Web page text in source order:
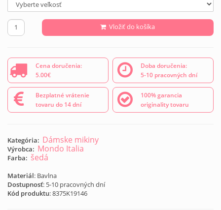
Vložiť do košíka
Cena doručenia:
5.00€
Doba doručenia:
5-10 pracovných dní
Bezplatné vrátenie
tovaru do 14 dní
100% garancia
originality tovaru
Kategória: Dámske mikiny
Výrobca: Mondo Italia
Farba: šedá
Materiál: Bavlna
Dostupnosť: 5-10 pracovných dní
Kód produktu:8375K19146